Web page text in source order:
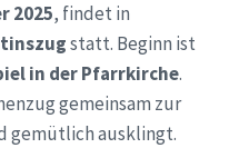
2025, findet in
statt. Beginn ist
in der Pfarrkirche.
gemeinsam zur
gemütlich ausklingt.